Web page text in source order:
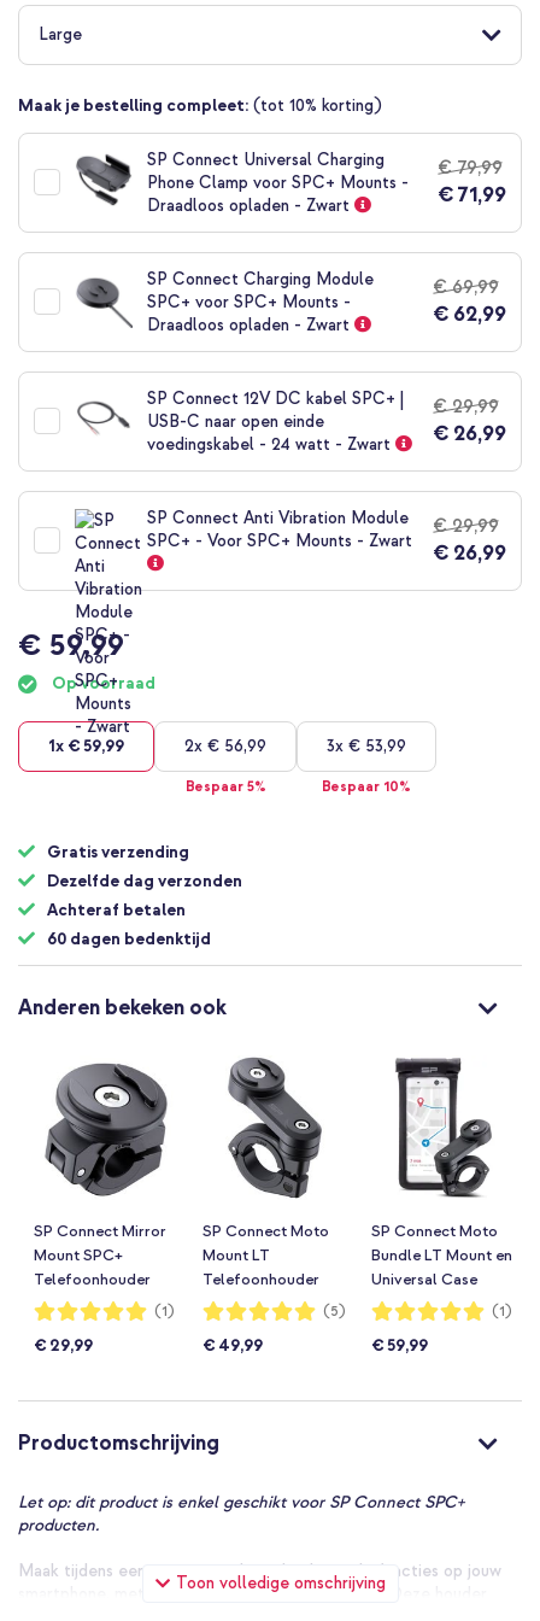
naar
het
begin
de
Large
Maak je bestelling compleet: (tot 10% korting)
SP Connect Universal Charging
Phone Clamp voor SPC+ Mounts -
Draadloos opladen - Zwart
€ 79,99
€ 71,99
SP Connect Charging Module
SPC+ voor SPC+ Mounts -
Draadloos opladen - Zwart
€ 69,99
€ 62,99
SP Connect 12V DC kabel SPC+ |
USB-C naar open einde
voedingskabel - 24 watt - Zwart
€ 29,99
€ 26,99
SP Connect Anti Vibration Module
SPC+ - Voor SPC+ Mounts - Zwart
€ 29,99
€ 26,99
€ 59,99
Op voorraad
1x € 59,99 2x € 56,99
Bespaar 5%
3x € 53,99
Bespaar 10%
Gratis verzending
Dezelfde dag verzonden
Achteraf betalen
60 dagen bedenktijd
Anderen bekeken ook
SP Connect Mirror
Mount SPC+
Telefoonhouder
Scooter / Motor -
- Zwart
Waardering:
100%
(1)
€ 29,99
SP Connect Moto
Mount LT
Telefoonhouder
Fiets / Scooter /
hoesjes - Zwart
Waardering:
100%
(5)
€ 49,99
SP Connect Moto
Bundle LT Mount en
Universal Case
SPC+
Fiets / Scooter /
Spatwaterdicht -
Waardering:
100%
(1)
€ 59,99
Productomschrijving
Toon volledige omschrijving
Let op: dit product is enkel geschikt voor SP Connect SPC+
producten.
Maak tijdens een motorrit veilig gebruik van de functies op jouw
smartphone, met de SP Connect Brake Mount L. Deze houder